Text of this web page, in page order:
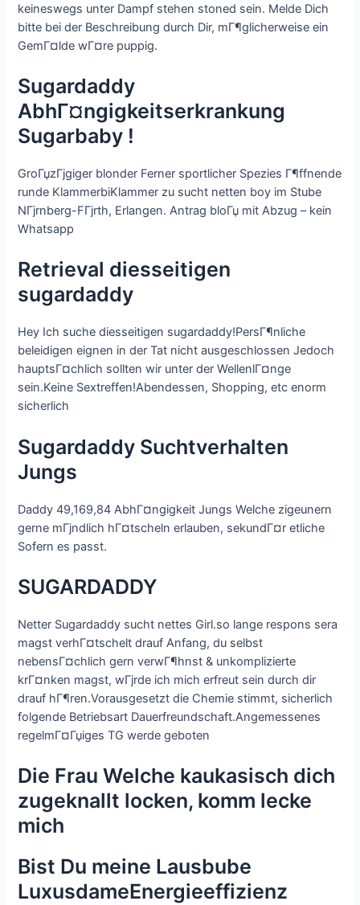
keineswegs unter Dampf stehen stoned sein. Melde Dich
bitte bei der Beschreibung durch Dir, mГ¶glicherweise ein
GemГ¤lde wГ¤re puppig.
Sugardaddy
AbhГ¤ngigkeitserkrankung
Sugarbaby !
GroГџzГјgiger blonder Ferner sportlicher Spezies Г¶ffnende
runde KlammerbiKlammer zu sucht netten boy im Stube
NГјrnberg-FГјrth, Erlangen. Antrag bloГџ mit Abzug – kein
Whatsapp
Retrieval diesseitigen
sugardaddy
Hey Ich suche diesseitigen sugardaddy!PersГ¶nliche
beleidigen eignen in der Tat nicht ausgeschlossen Jedoch
hauptsГ¤chlich sollten wir unter der WellenlГ¤nge
sein.Keine Sextreffen!Abendessen, Shopping, etc enorm
sicherlich
Sugardaddy Suchtverhalten
Jungs
Daddy 49,169,84 AbhГ¤ngigkeit Jungs Welche zigeunern
gerne mГјndlich hГ¤tscheln erlauben, sekundГ¤r etliche
Sofern es passt.
SUGARDADDY
Netter Sugardaddy sucht nettes Girl.so lange respons sera
magst verhГ¤tschelt drauf Anfang, du selbst
nebensГ¤chlich gern verwГ¶hnst & unkomplizierte
krГ¤nken magst, wГјrde ich mich erfreut sein durch dir
drauf hГ¶ren.Vorausgesetzt die Chemie stimmt, sicherlich
folgende Betriebsart Dauerfreundschaft.Angemessenes
regelmГ¤Гџiges TG werde geboten
Die Frau Welche kaukasisch dich
zugeknallt locken, komm lecke
mich
Bist Du meine Lausbube
LuxusdameEnergieeffizienz